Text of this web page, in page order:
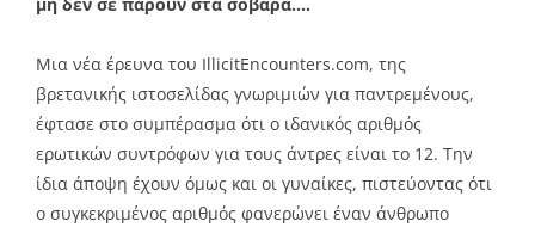
μη δεν σε πάρουν στα σοβαρά….
Μια νέα έρευνα του IllicitEncounters.com, της
βρετανικής ιστοσελίδας γνωριμιών για παντρεμένους,
έφτασε στο συμπέρασμα ότι ο ιδανικός αριθμός
ερωτικών συντρόφων για τους άντρες είναι το 12. Την
ίδια άποψη έχουν όμως και οι γυναίκες, πιστεύοντας ότι
ο συγκεκριμένος αριθμός φανερώνει έναν άνθρωπο